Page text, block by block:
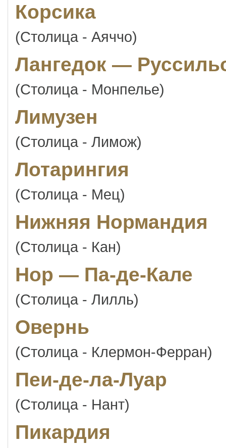
Корсика
(Столица - Аяччо)
Лангедок —
(Столица - Монпелье)
Лимузен
(Столица - Лимож)
Лотарингия
(Столица - Мец)
Нижняя Нормандия
(Столица - Кан)
Нор — Па-де-Кале
(Столица - Лилль)
Овернь
(Столица - Клермон-Ферран)
Пеи-де-ла-Луар
(Столица - Нант)
Пикардия